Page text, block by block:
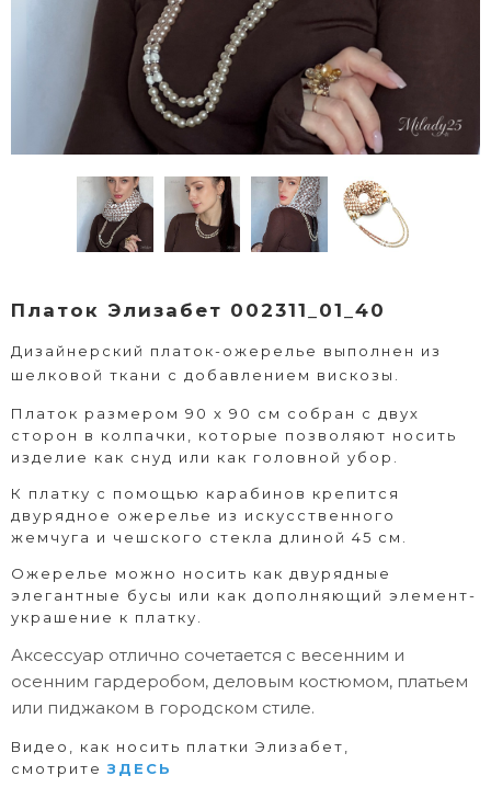
Платок Элизабет 002311_01_40
Дизайнерский платок-ожерелье выполнен из
шелковой ткани с добавлением вискозы.
Платок размером 90 х 90 см собран с двух
сторон в колпачки, которые позволяют носить
изделие как снуд или как головной убор.
К платку с помощью карабинов крепится
двурядное ожерелье из искусственного
жемчуга и чешского стекла длиной 45 см.
Ожерелье можно носить как двурядные
элегантные бусы или как дополняющий элемент-
украшение к платку.
Аксессуар отлично сочетается с весенним и
осенним гардеробом, деловым костюмом, платьем
или пиджаком в городском стиле.
Видео, как носить платки Элизабет,
смотритеЗДЕСЬ